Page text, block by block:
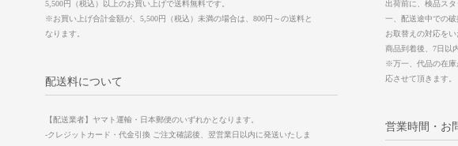
5,500円（税込）以上のお買い上げで送料無料です。
※お買い上げ合計金額が、5,500円（税込）未満の場合は、800円～の送料と
なります。
配送料について
【配送業者】ヤマト運輸・日本郵便のいずれかとなります。
-クレジットカード・代金引換 ご注文確認後、翌営業日以内に発送いたしま
出荷前に、検品ス
一、配送途中での
お取替えの対応をい
商品到着後、7日以
※万一、代品の在庫
応させて頂きます。
営業時間・お